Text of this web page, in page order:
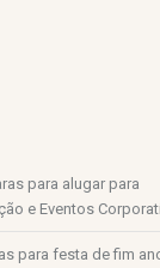
para alugar para
e Eventos
para festa de fim